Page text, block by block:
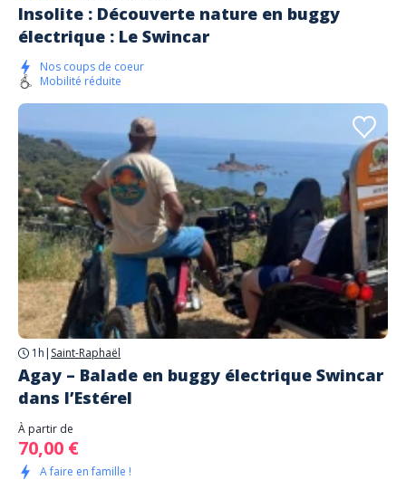
Insolite : Découverte nature en buggy
électrique : Le Swincar
Nos coups de coeur
Mobilité réduite
1h | Saint-Raphaël
Agay – Balade en buggy électrique Swincar
dans l’Estérel
À partir de
70,00 €
A faire en famille !